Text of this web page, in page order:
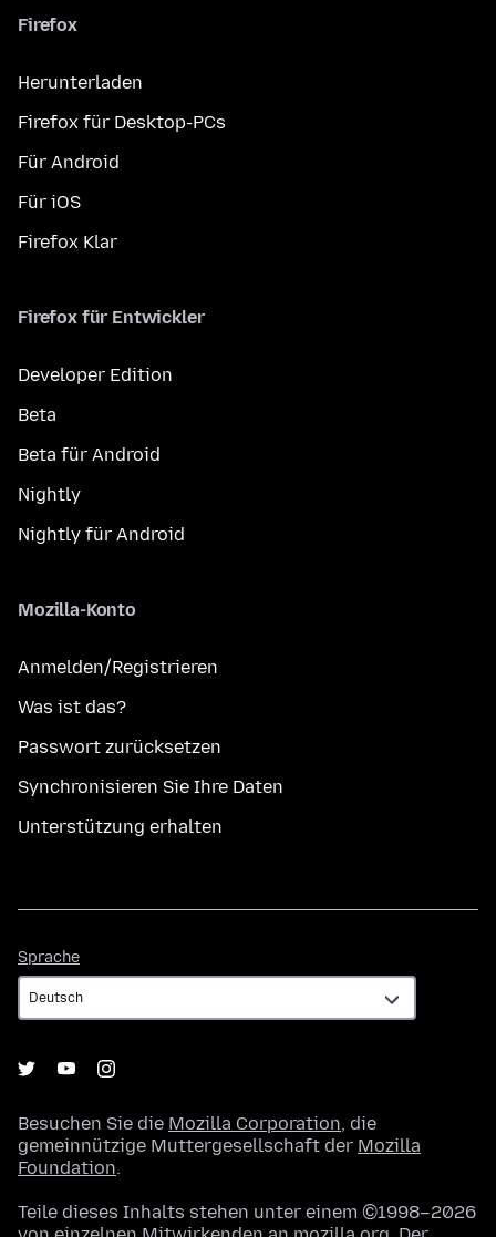
Firefox
Herunterladen
Firefox für Desktop-PCs
Für Android
Für iOS
Firefox Klar
Firefox für Entwickler
Developer Edition
Beta
Beta für Android
Nightly
Nightly für Android
Mozilla-Konto
Anmelden/Registrieren
Was ist das?
Passwort zurücksetzen
Synchronisieren Sie Ihre Daten
Unterstützung erhalten
Sprache
Besuchen Sie die Mozilla Corporation, die
gemeinnützige Muttergesellschaft der Mozilla
Foundation.
Teile dieses Inhalts stehen unter einem ©1998–2026